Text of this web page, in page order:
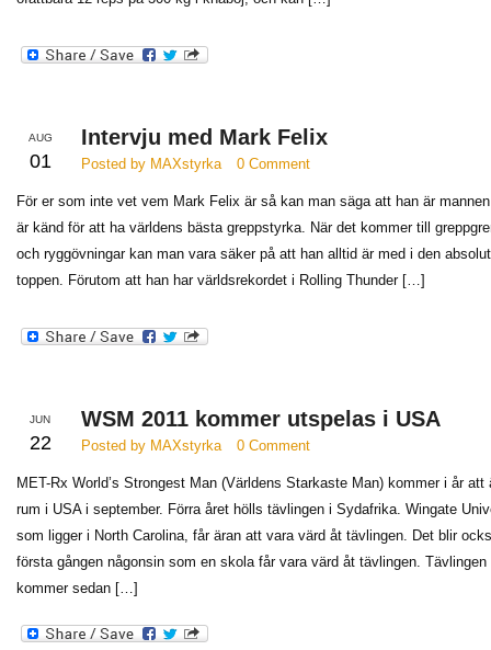
AUG
01
Intervju med Mark Felix
Posted by MAXstyrka 0 Comment
För er som inte vet vem Mark Felix är så kan man säga att han är
är känd för att ha världens bästa greppstyrka. När det kommer till
och ryggövningar kan man vara säker på att han alltid är med i den
toppen. Förutom att han har världsrekordet i Rolling Thunder […]
JUN
22
WSM 2011 kommer utspelas i USA
Posted by MAXstyrka 0 Comment
MET-Rx World’s Strongest Man (Världens Starkaste Man) kommer i år att
rum i USA i september. Förra året hölls tävlingen i Sydafrika. Wingate
som ligger i North Carolina, får äran att vara värd åt tävlingen. Det blir
första gången någonsin som en skola får vara värd åt tävlingen. Tävlingen
kommer sedan […]